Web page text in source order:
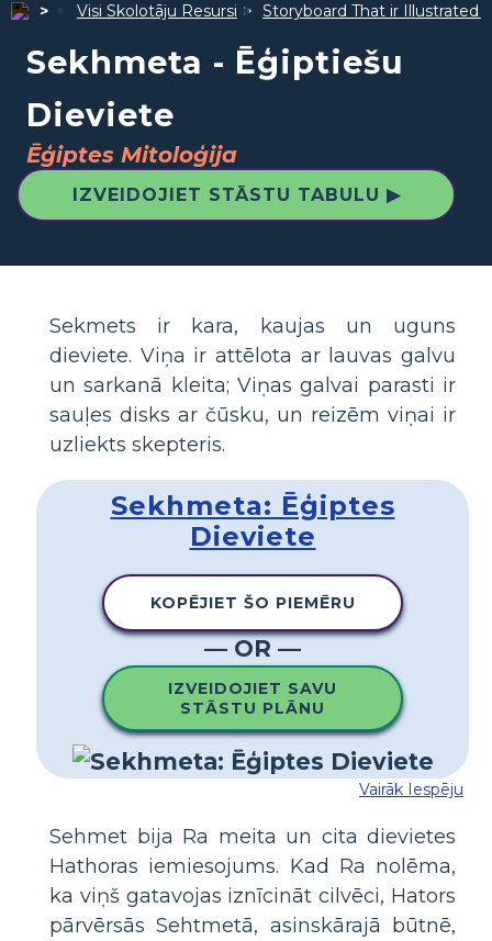
Visi Skolotāju Resursi Storyboard That ir Illustrated
Sekhmeta - Ēģiptiešu
Dieviete
Ēģiptes Mitoloģija
IZVEIDOJIET STĀSTU TABULU ▶
Sekmets ir kara, kaujas un uguns
dieviete. Viņa ir attēlota ar lauvas galvu
un sarkanā kleita; Viņas galvai parasti ir
sauļes disks ar čūsku, un reizēm viņai ir
uzliekts skepteris.
Sekhmeta: Ēģiptes
Dieviete
KOPĒJIET ŠO PIEMĒRU
— OR —
IZVEIDOJIET SAVU
STĀSTU PLĀNU
Vairāk Iespēju
Sehmet bija Ra meita un cita dievietes
Hathoras iemiesojums. Kad Ra nolēma,
ka viņš gatavojas iznīcināt cilvēci, Hators
pārvērsās Sehtmetā, asinskārajā būtnē,